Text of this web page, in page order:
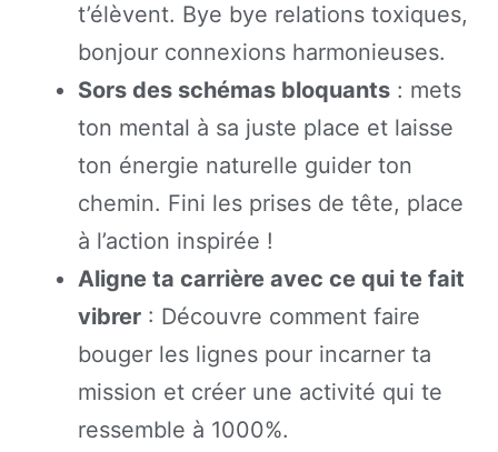
t’élèvent. Bye bye relations toxiques,
bonjour connexions harmonieuses.
Sors des schémas bloquants : mets
ton mental à sa juste place et laisse
ton énergie naturelle guider ton
chemin. Fini les prises de tête, place
à l’action inspirée !
Aligne ta carrière avec ce qui te fait
vibrer : Découvre comment faire
bouger les lignes pour incarner ta
mission et créer une activité qui te
ressemble à 1000%.